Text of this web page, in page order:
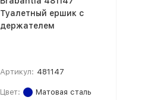
Туалетный ершик с
держателем
Артикул: 481147
Цвет: Матовая сталь